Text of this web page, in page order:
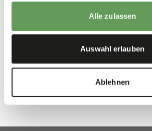
Alle zulassen
Auswahl erlauben
Ablehnen
Weitere Informationen